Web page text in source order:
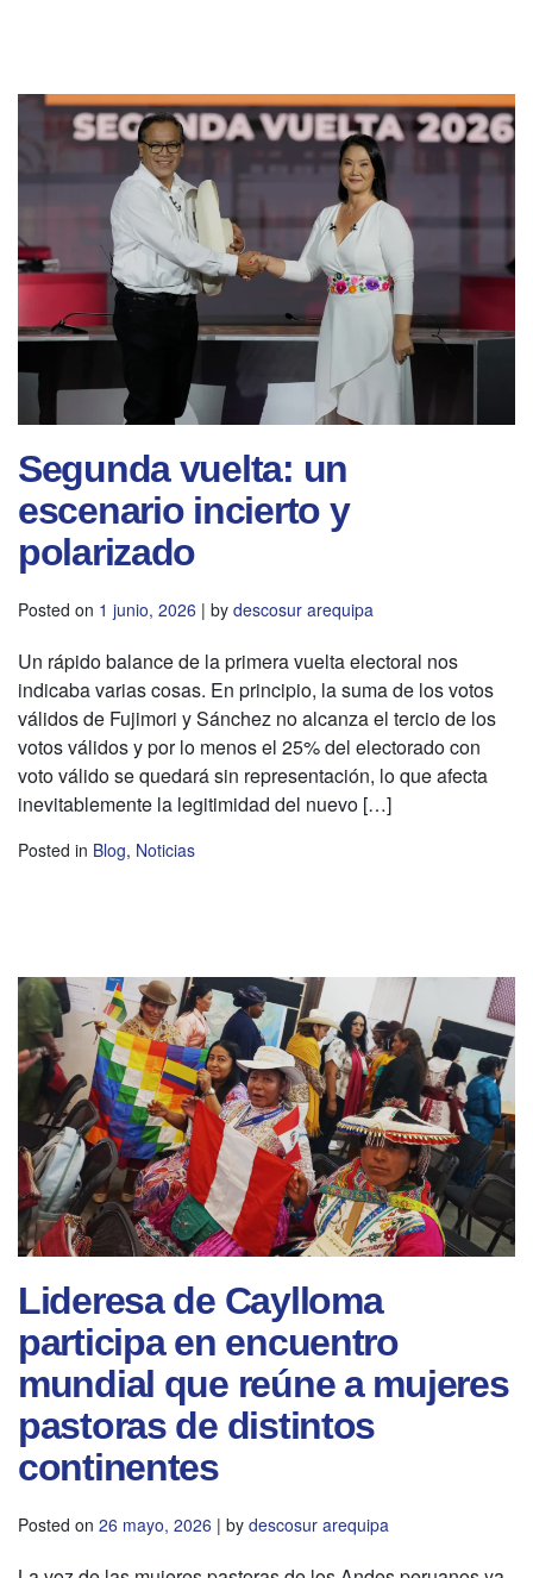
Segunda vuelta: un
escenario incierto y
polarizado
Posted on 1 junio, 2026 | by descosur arequipa
Un rápido balance de la primera vuelta electoral nos
indicaba varias cosas. En principio, la suma de los votos
válidos de Fujimori y Sánchez no alcanza el tercio de los
votos válidos y por lo menos el 25% del electorado con
voto válido se quedará sin representación, lo que afecta
inevitablemente la legitimidad del nuevo […]
Posted in Blog, Noticias
Lideresa de Caylloma
participa en encuentro
mundial que reúne a mujeres
pastoras de distintos
continentes
Posted on 26 mayo, 2026 | by descosur arequipa